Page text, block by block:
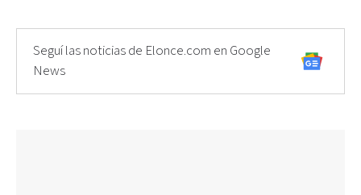
Seguí las noticias de Elonce.com en Google
News